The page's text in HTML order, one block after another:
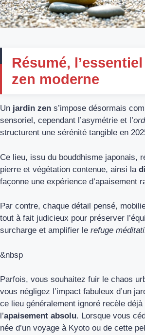
Résumé,
zen moderne
Un jardin zen s’impose désormais
sensoriel, cependant l’asymétrie et l’
structurent une sérénité tangible en
Ce lieu, issu du bouddhisme japonais,
pierre et végétation contenue, ainsi la
façonne une expérience d’apaisement
Par contre, chaque détail pensé,
tout à fait judicieux pour préserver
surcharge et amplifier le refuge
&nbsp
Parfois, vous souhaitez fuir le chaos
vous négligez l’impact fabuleux d’un
ce lieu généralement ignoré recèle
l’apaisement absolu. Lorsque vous
née d’un voyage à Kyoto ou de cette